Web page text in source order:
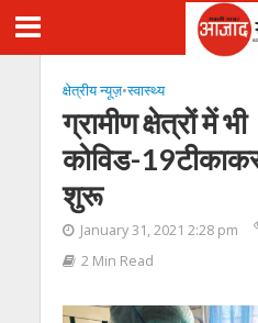
क्षेत्रीय न्यूज़•स्‍वास्‍थ्‍य
ग्रामीण क्षेत्रों में भी
कोविड-
शुरू
January 31, 2021 2:28 pm
2 Min Read